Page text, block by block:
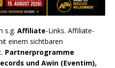
s.g. Affiliate-Links. Affiliate-
einem sichtbaren
Partnerprogramme
und Awin (Eventim),